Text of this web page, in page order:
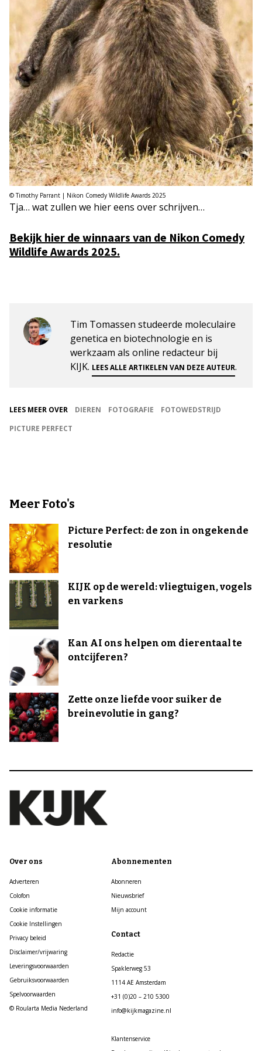
© Timothy Parrant | Nikon Comedy Wildlife Awards 2025
Tja… wat zullen we hier eens over schrijven…
Bekijk hier de winnaars van de Nikon Comedy
Wildlife Awards 2025.
Tim Tomassen studeerde moleculaire
genetica en biotechnologie en is
werkzaam als online redacteur bij
KIJK. LEES ALLE ARTIKELEN VAN DEZE AUTEUR.
LEES MEER OVER DIEREN FOTOGRAFIE
FOTOWEDSTRIJD
PICTURE PERFECT
Meer Foto's
Picture Perfect: de zon in ongekende
resolutie
KIJK op de wereld: vliegtuigen, vogels
en varkens
Kan AI ons helpen om dierentaal te
ontcijferen?
Zette onze liefde voor suiker de
breinevolutie in gang?
Over ons
Adverteren
Colofon
Cookie informatie
Cookie Instellingen
Privacy beleid
Disclaimer/vrijwaring
Leveringsvoorwaarden
Gebruiksvoorwaarden
Spelvoorwaarden
© Roularta Media Nederland
Abonnementen
Abonneren
Nieuwsbrief
Mijn account
Contact
Redactie
Spaklerweg 53
1114 AE Amsterdam
+31 (0)20 – 210 5300
info@kijkmagazine.nl
Klantenservice